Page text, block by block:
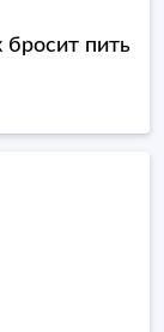
пить